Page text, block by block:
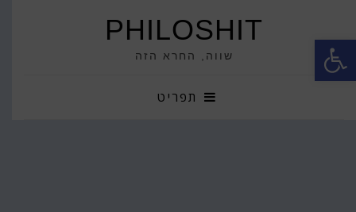
פתח סרגל נגישות PHILOSHIT
שווה, החרא הזה
תפריט